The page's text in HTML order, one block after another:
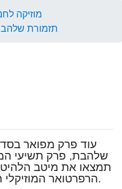
מוזיקה
תזמורת שלהבת -
עוד פרק מפואר
שלהבת, פרק תשיעי
תמצאו את מיטב
הרפרטואר המוזיקלי העשיר של שירי חנוכה והלל.